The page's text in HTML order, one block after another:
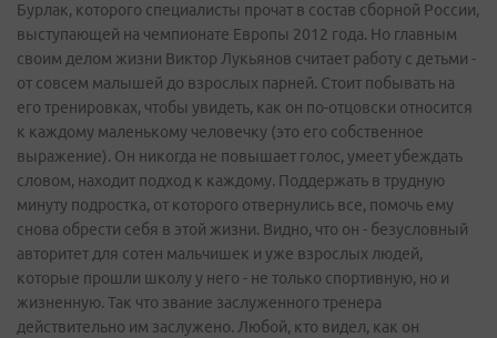
Бурлак, которого специалисты прочат в состав сборной России,
выступающей на чемпионате Европы 2012 года. Но главным
своим делом жизни Виктор Лукьянов считает работу с детьми -
от совсем малышей до взрослых парней. Стоит побывать на
его тренировках, чтобы увидеть, как он по-отцовски относится
к каждому маленькому человечку (это его собственное
выражение). Он никогда не повышает голос, умеет убеждать
словом, находит подход к каждому. Поддержать в трудную
минуту подростка, от которого отвернулись все, помочь ему
снова обрести себя в этой жизни. Видно, что он - безусловный
авторитет для сотен мальчишек и уже взрослых людей,
которые прошли школу у него - не только спортивную, но и
жизненную. Так что звание заслуженного тренера
действительно им заслужено. Любой, кто видел, как он